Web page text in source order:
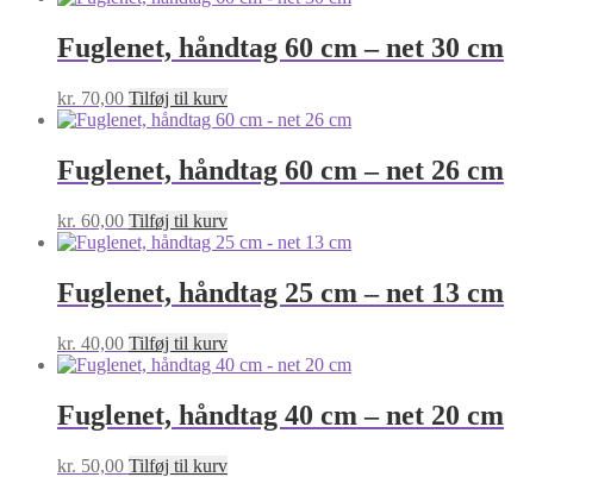
Fuglenet, håndtag 60 cm – net 30 cm
kr. 70,00 Tilføj til kurv
Fuglenet, håndtag 60 cm – net 26 cm
kr. 60,00 Tilføj til kurv
Fuglenet, håndtag 25 cm – net 13 cm
kr. 40,00 Tilføj til kurv
Fuglenet, håndtag 40 cm – net 20 cm
kr. 50,00 Tilføj til kurv